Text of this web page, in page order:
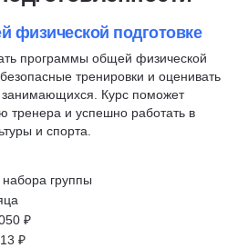
физической подготовке
программы общей физической
тренировки и оценивать
занимающихся. Курс поможет
тренера и успешно работать в
и спорта.
группы
₽
₽